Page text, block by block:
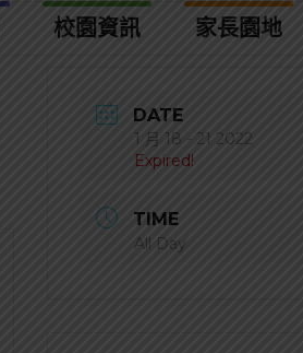
校園資訊 家長園地
DATE
1 月 18 - 21 2022
Expired!
TIME
All Day